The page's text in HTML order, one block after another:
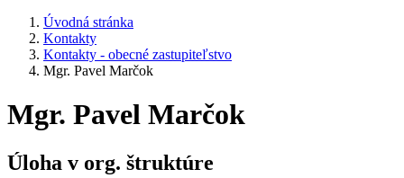
Úvodná stránka
Kontakty
Kontakty - obecné zastupiteľstvo
Mgr. Pavel Marčok
Mgr. Pavel Marčok
Úloha v org. štruktúre